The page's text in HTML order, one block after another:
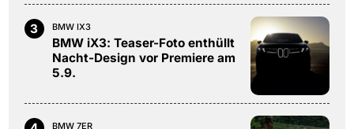
3 BMW IX3
BMW iX3: Teaser-Foto enthüllt
Nacht-Design vor Premiere am
5.9.
BMW 7ER